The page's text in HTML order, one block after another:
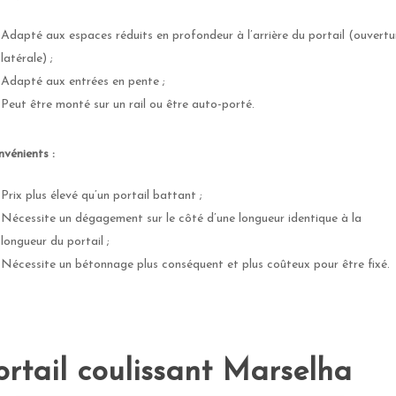
Adapté aux espaces réduits en profondeur à l’arrière du portail
latérale) ;
Adapté aux entrées en pente ;
Peut être monté sur un rail ou être auto-porté.
:
Prix plus élevé qu’un portail battant ;
Nécessite un dégagement sur le côté d’une longueur identique à la
longueur du portail ;
Nécessite un bétonnage plus conséquent et plus coûteux pour être fixé.
coulissant Marselha